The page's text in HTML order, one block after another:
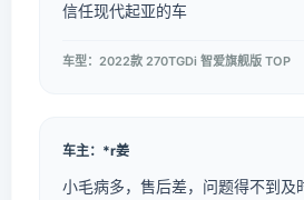
信任现代起亚的车
车型：2022款 270TGDi 智爱旗舰版 TOP
车主：*r姜
小毛病多，售后差，问题得不到及